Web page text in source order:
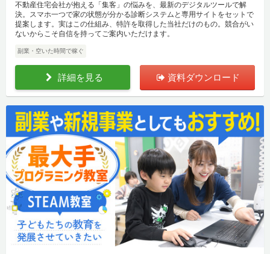
不動産住宅会社が抱える「集客」の悩みを、最新のデジタルツールで解
決。スマホ一つで家の状態が分かる診断システムと専用サイトをセットで
提案します。実はこの仕組み、特許を取得した当社だけのもの。競合がい
ないからこそ自信を持ってご案内いただけます。
副業・空いた時間で稼ぐ
詳細を見る 資料ダウンロード